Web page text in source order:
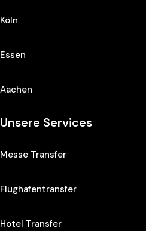
Köln
Essen
Aachen
Unsere Services
Messe Transfer
Flughafentransfer
Hotel Transfer